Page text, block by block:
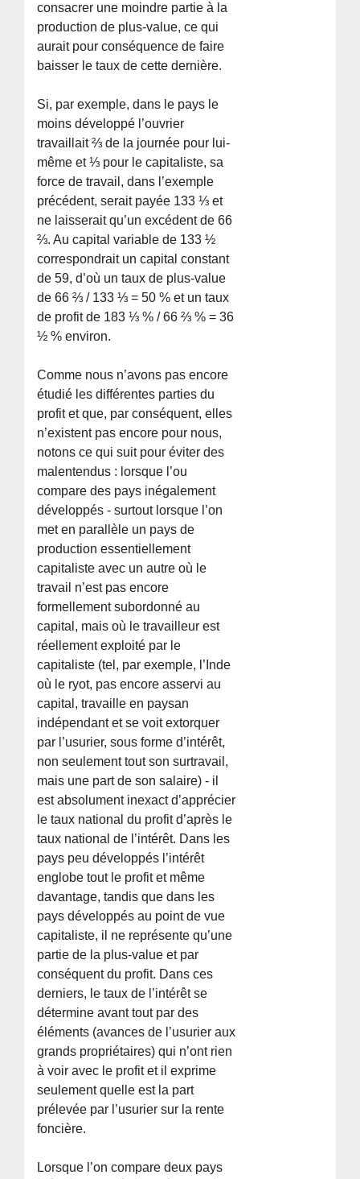
consacrer une moindre partie à la
production de plus-value, ce qui
aurait pour conséquence de faire
baisser le taux de cette dernière.
Si, par exemple, dans le pays le
moins développé l’ouvrier
travaillait ⅔ de la journée pour lui-
même et ⅓ pour le capitaliste, sa
force de travail, dans l’exemple
précédent, serait payée 133 ⅓ et
ne laisserait qu’un excédent de 66
⅔. Au capital variable de 133 ½
correspondrait un capital constant
de 59, d’où un taux de plus-value
de 66 ⅔ / 133 ⅓ = 50 % et un taux
de profit de 183 ⅓ % / 66 ⅔ % = 36
½ % environ.
Comme nous n’avons pas encore
étudié les différentes parties du
profit et que, par conséquent, elles
n’existent pas encore pour nous,
notons ce qui suit pour éviter des
malentendus : lorsque l’ou
compare des pays inégalement
développés - surtout lorsque l’on
met en parallèle un pays de
production essentiellement
capitaliste avec un autre où le
travail n’est pas encore
formellement subordonné au
capital, mais où le travailleur est
réellement exploité par le
capitaliste (tel, par exemple, l’Inde
où le ryot, pas encore asservi au
capital, travaille en paysan
indépendant et se voit extorquer
par l’usurier, sous forme d’intérêt,
non seulement tout son surtravail,
mais une part de son salaire) - il
est absolument inexact d’apprécier
le taux national du profit d’après le
taux national de l’intérêt. Dans les
pays peu développés l’intérêt
englobe tout le profit et même
davantage, tandis que dans les
pays développés au point de vue
capitaliste, il ne représente qu’une
partie de la plus-value et par
conséquent du profit. Dans ces
derniers, le taux de l’intérêt se
détermine avant tout par des
éléments (avances de l’usurier aux
grands propriétaires) qui n’ont rien
à voir avec le profit et il exprime
seulement quelle est la part
prélevée par l’usurier sur la rente
foncière.
Lorsque l’on compare deux pays